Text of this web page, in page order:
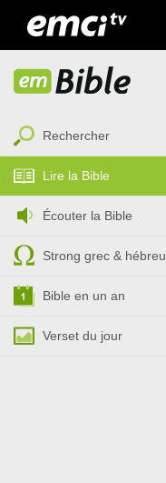
Rechercher
Lire la Bible
Écouter la Bible
Strong grec & hébreu
Bible en un an
Verset du jour